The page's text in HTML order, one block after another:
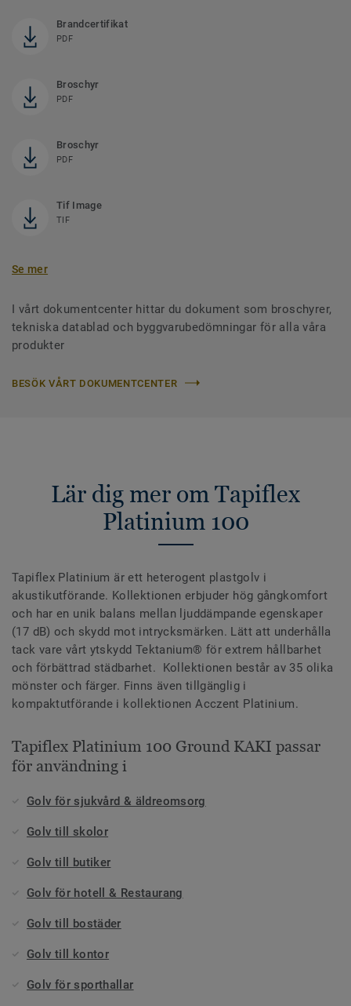
Brandcertifikat
PDF
Broschyr
PDF
Broschyr
PDF
Tif Image
TIF
Se mer
I vårt dokumentcenter hittar du dokument som broschyrer,
tekniska datablad och byggvarubedömningar för alla våra
produkter
BESÖK VÅRT DOKUMENTCENTER
Lär dig mer om Tapiflex
Platinium 100
Tapiflex Platinium är ett heterogent plastgolv i
akustikutförande. Kollektionen erbjuder hög gångkomfort
och har en unik balans mellan ljuddämpande egenskaper
(17 dB) och skydd mot intrycksmärken. Lätt att underhålla
tack vare vårt ytskydd Tektanium® för extrem hållbarhet
och förbättrad städbarhet. Kollektionen består av 35 olika
mönster och färger. Finns även tillgänglig i
kompaktutförande i kollektionen Acczent Platinium.
Tapiflex Platinium 100 Ground KAKI passar
för användning i
Golv för sjukvård & äldreomsorg
Golv till skolor
Golv till butiker
Golv för hotell & Restaurang
Golv till bostäder
Golv till kontor
Golv för sporthallar